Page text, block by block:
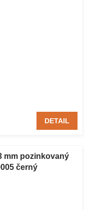
DETAIL
mm pozinkovaný
černý